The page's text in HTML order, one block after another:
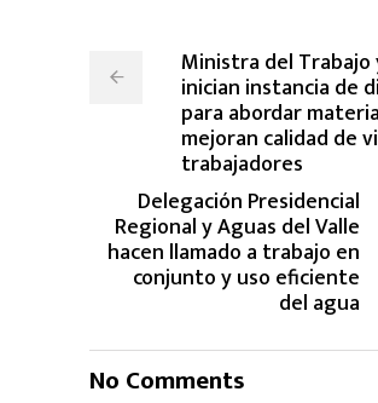
Ministra del Trabajo
inician instancia de
para abordar
mejoran calidad de
trabajadores
Delegación Presidencial
Regional y Aguas del Valle
hacen llamado a trabajo en
conjunto y uso eficiente
del agua
No Comments